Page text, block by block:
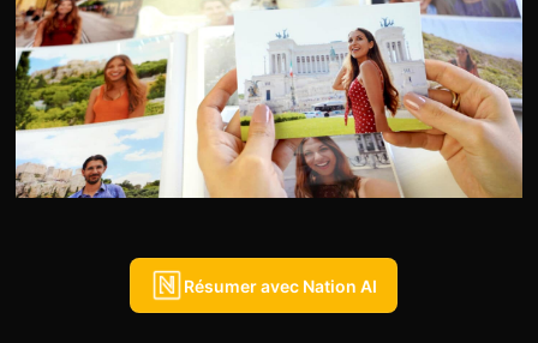
Résumer avec Nation AI